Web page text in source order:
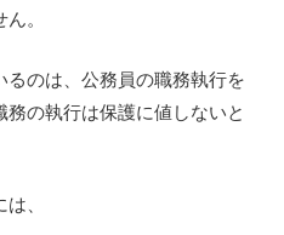
。
のは、公務員の職務執行を
の執行は保護に値しないと
、